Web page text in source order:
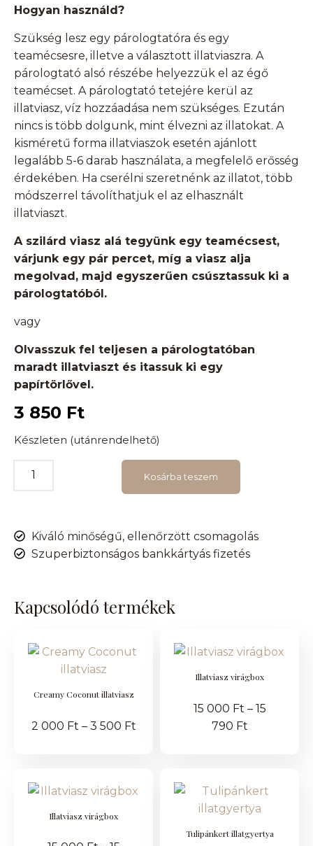
Hogyan használd?
Szükség lesz egy párologtatóra és egy
teamécsesre, illetve a választott illatviaszra. A
párologtató alsó részébe helyezzük el az égő
teamécset. A párologtató tetejére kerül az
illatviasz, víz hozzáadása nem szükséges. Ezután
nincs is több dolgunk, mint élvezni az illatokat. A
kisméretű forma illatviaszok esetén ajánlott
legalább 5-6 darab használata, a megfelelő erősség
érdekében. Ha cserélni szeretnénk az illatot, több
módszerrel távolíthatjuk el az elhasznált
illatviaszt.
A szilárd viasz alá tegyünk egy teamécsest,
várjunk egy pár percet, míg a viasz alja
megolvad, majd egyszerűen csúsztassuk ki a
párologtatóból.
vagy
Olvasszuk fel teljesen a párologtatóban
maradt illatviaszt és itassuk ki egy
papírtörlővel.
3 850 Ft
Készleten (utánrendelhető)
Kosárba teszem
Kiváló minőségű, ellenőrzött csomagolás
Szuperbiztonságos bankkártyás fizetés
Kapcsolódó termékek
Creamy Coconut illatviasz
2 000 Ft – 3 500 Ft
Illatviasz virágbox
15 000 Ft – 15
790 Ft
Illatviasz virágbox
Tulipánkert illatgyertya